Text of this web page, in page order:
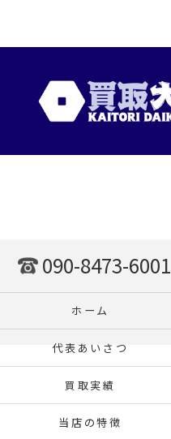
090-8473-6001
ホーム
代表あいさつ
買取実績
当店の特徴